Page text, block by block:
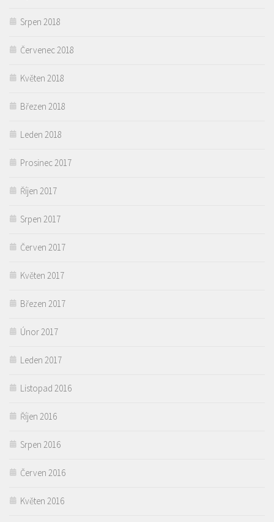
Srpen 2018
Červenec 2018
Květen 2018
Březen 2018
Leden 2018
Prosinec 2017
Říjen 2017
Srpen 2017
Červen 2017
Květen 2017
Březen 2017
Únor 2017
Leden 2017
Listopad 2016
Říjen 2016
Srpen 2016
Červen 2016
Květen 2016